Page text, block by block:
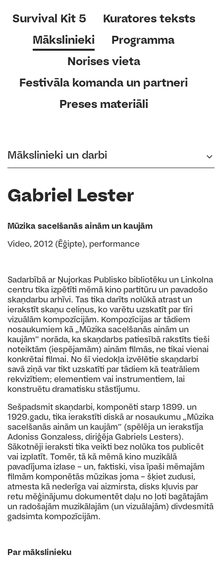
Survival Kit 5
Kuratores teksts
Mākslinieki
Programma
Norises vieta
Festivāla komanda un partneri
Preses materiāli
Mākslinieki un darbi
Gabriel Lester
Mūzika sacelšanās ainām un kaujām
Video, 2012 (Ēģipte), performance
Sadarbībā ar Ņujorkas Publisko bibliotēku un Linkolna
centru tika izpētīti mēmā kino partitūru un pavadošo
skaņdarbu arhīvi. Tas tika darīts nolūkā atrast un
ierakstīt skaņu celiņus, ko varētu uzskatīt par tīri
vizuālām kompozīcijām. Kompozīcijas ar tādiem
nosaukumiem kā „Mūzika sacelšanās ainām un
kaujām” norāda, ka skaņdarbs patiesībā rakstīts tieši
noteiktām (iespējamām) ainām filmās, ne tikai vienai
konkrētai filmai. No šī viedokļa izvēlētie skaņdarbi
savā ziņā var tikt uzskatīti par tādiem kā teatrāliem
rekvizītiem; elementiem vai instrumentiem, lai
konstruētu dramatisku stāstījumu.
Sešpadsmit skaņdarbi, komponēti starp 1899. un
1929.gadu, tika ierakstīti diskā ar nosaukumu „Mūzika
sacelšanās ainām un kaujām” (spēlēja un ierakstīja
Adoniss Gonzaless, diriģēja Gabriels Lesters).
Sākotnēji ieraksti tika veikti bez nolūka tos publicēt
vai izplatīt. Tomēr, tā kā mēmā kino muzikālā
pavadījuma izlase – un, faktiski, visa īpaši mēmajām
filmām komponētās mūzikas joma – šķiet zudusi,
atmesta kā nederīga vai aizmirsta, disks kļuvis par
retu mēģinājumu dokumentēt daļu no ļoti bagātajām
un radošajām muzikālajām (un vizuālajām) divdesmitā
gadsimta kompozīcijām.
Par mākslinieku